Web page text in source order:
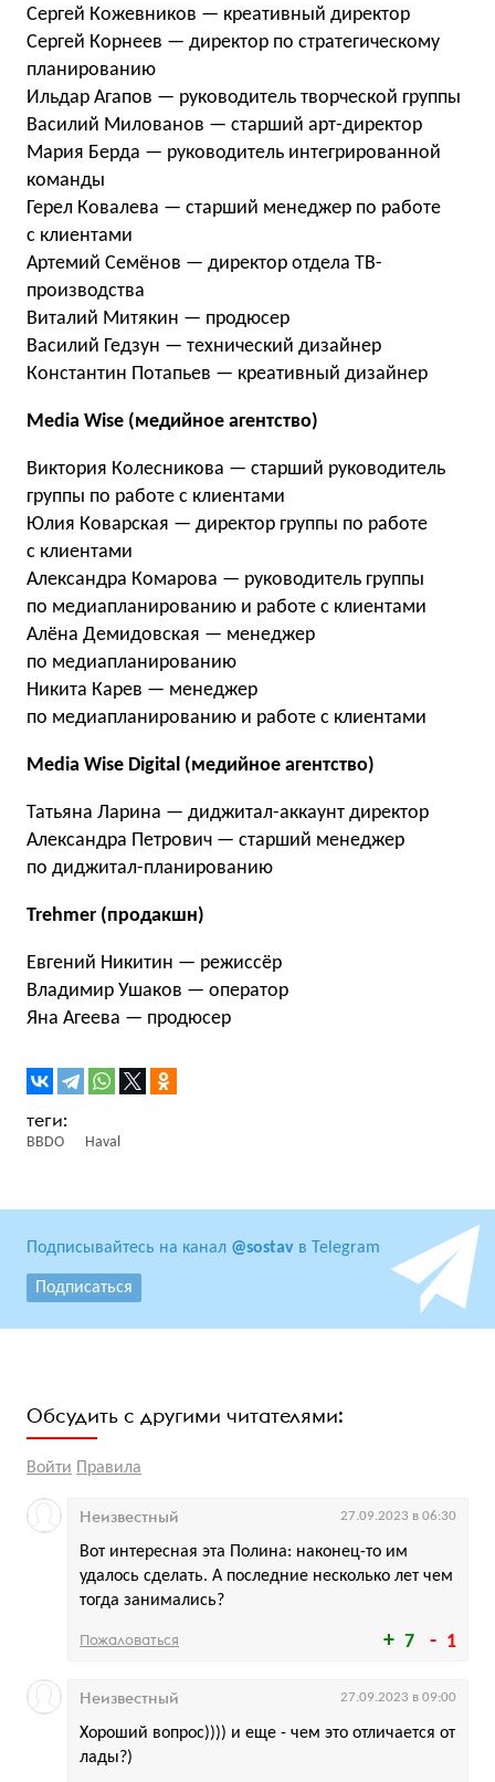
Сергей Кожевников — креативный директор
Сергей Корнеев — директор по стратегическому
планированию
Ильдар Агапов — руководитель творческой группы
Василий Милованов — cтарший арт-директор
Мария Берда — pуководитель интегрированной
команды
Герел Ковалева — cтарший менеджер по работе
с клиентами
Артемий Семёнов — директор отдела ТВ-
производства
Виталий Митякин — продюсер
Василий Гедзун — технический дизайнер
Константин Потапьев — креативный дизайнер
Media Wise (медийное агентство)
Виктория Колесникова — cтарший руководитель
группы по работе с клиентами
Юлия Коварская — директор группы по работе
с клиентами
Александра Комарова — pуководитель группы
по медиапланированию и работе с клиентами
Алёна Демидовская — менеджер
по медиапланированию
Никита Карев — менеджер
по медиапланированию и работе с клиентами
Media Wise Digital (медийное агентство)
Татьяна Ларина — диджитал-аккаунт директор
Александра Петрович — старший менеджер
по диджитал-планированию
Trehmer (продакшн)
Евгений Никитин — режиссёр
Владимир Ушаков — оператор
Яна Агеева — продюсер
BBDO Haval
Подписывайтесь на канал @sostav в Telegram
Подписаться
Обсудить с другими читателями:
Войти Правила
7 1
Вот интересная эта Полина: наконец-то им
удалось сделать. А последние несколько лет чем
тогда занимались?
Неизвестный 27.09.2023 в 06:30
Пожаловаться
Хороший вопрос)))) и еще - чем это отличается от
лады?)
Неизвестный 27.09.2023 в 09:00